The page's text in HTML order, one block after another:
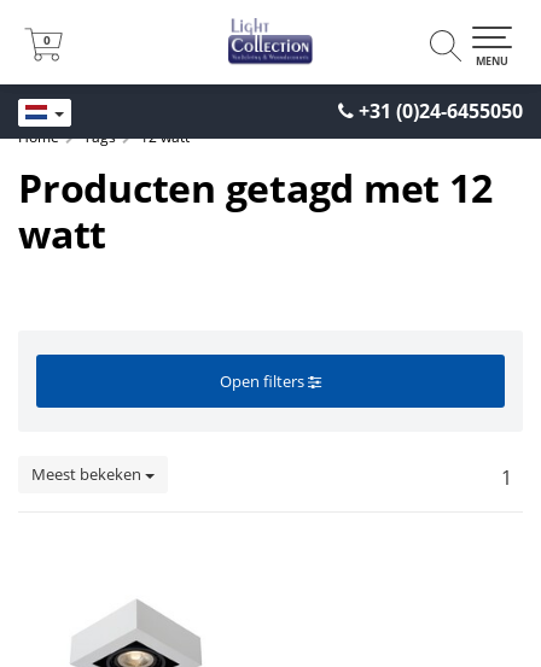
+31 (0)24-6455050
0
0
MENU
Home Tags 12 watt
Producten getagd met 12
watt
Open filters
Meest bekeken 1